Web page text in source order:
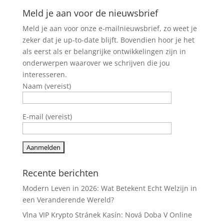
Meld je aan voor de nieuwsbrief
Meld je aan voor onze e-mailnieuwsbrief, zo weet je
zeker dat je up-to-date blijft. Bovendien hoor je het
als eerst als er belangrijke ontwikkelingen zijn in
onderwerpen waarover we schrijven die jou
interesseren.
Naam (vereist)
E-mail (vereist)
Recente berichten
Modern Leven in 2026: Wat Betekent Echt Welzijn in
een Veranderende Wereld?
Vlna VIP Krypto Stránek Kasín: Nová Doba V Online